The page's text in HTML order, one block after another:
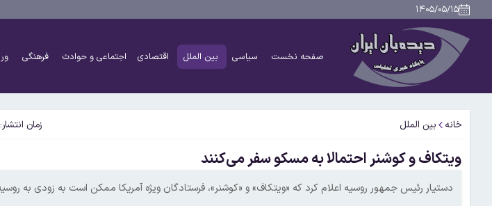
۱۴۰۵/۰۵/۱۵
صفحه نخست سیاسی بین الملل اقتصادی اجتماعی و حوادث فرهنگی
خانه بین الملل زمان انتشار:
ویتکاف و کوشنر احتمالا به مسکو سفر می‌کنند
دستیار رئیس‌ جمهور روسیه اعلام کرد که «ویتکاف» و «کوشنر»، فرستادگان ویژه آمریکا ممکن است به زودی به